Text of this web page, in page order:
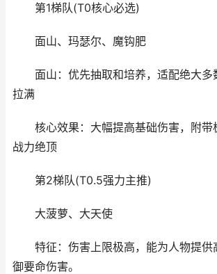
第1梯队(T0核心必选)
面山、玛瑟尔、魔钩肥
面山：优先抽取和培养，适配绝大多
拉满
核心效果：大幅提高基础伤害，附带
战力绝顶
第2梯队(T0.5强力主推)
大菠萝、大天使
特征：伤害上限极高，能为人物提供
御要命伤害。